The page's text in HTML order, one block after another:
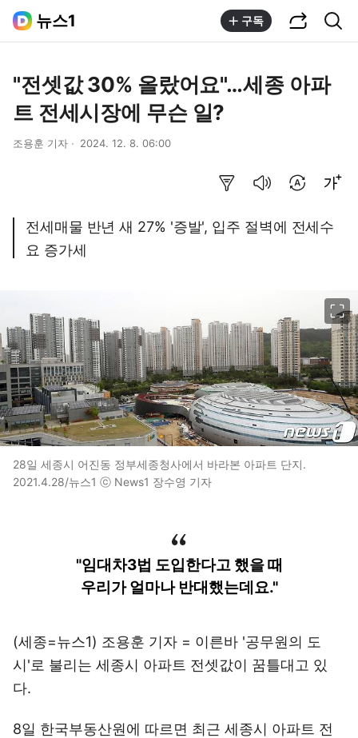
뉴스1 구독
"전셋값 30% 올랐어요"…세종 아파
트 전세시장에 무슨 일?
조용훈 기자 2024. 12. 8. 06:00
전세매물 반년 새 27% '증발', 입주 절벽에 전세수
요 증가세
28일 세종시 어진동 정부세종청사에서 바라본 아파트 단지.
2021.4.28/뉴스1 ⓒ News1 장수영 기자
"임대차3법 도입한다고 했을 때
우리가 얼마나 반대했는데요."
(세종=뉴스1) 조용훈 기자 = 이른바 '공무원의 도
시'로 불리는 세종시 아파트 전셋값이 꿈틀대고 있
다.
8일 한국부동산원에 따르면 최근 세종시 아파트 전